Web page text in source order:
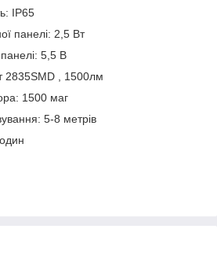
IP65
панелі: 2,5 Вт
5,5 В
2835SMD , 1500лм
1500 маг
5-8 метрів